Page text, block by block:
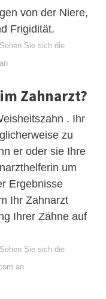
von der Niere,
Frigidität.
Sehen Sie sich die
Zahnarzt?
. Ihr
zu
er oder sie Ihre
um
Ergebnisse
Ihr Zahnarzt
Ihrer Zähne auf
Sehen Sie sich die
an